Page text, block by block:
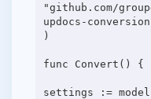
"github.com/
updocs-
)
func Convert() {
settings :=